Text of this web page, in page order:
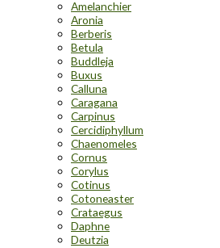
Amelanchier
Aronia
Berberis
Betula
Buddleja
Buxus
Calluna
Caragana
Carpinus
Cercidiphyllum
Chaenomeles
Cornus
Corylus
Cotinus
Cotoneaster
Crataegus
Daphne
Deutzia